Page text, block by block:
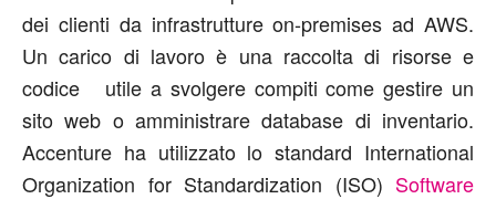
dei clienti da infrastrutture on-premises ad AWS.
Un carico di lavoro è una raccolta di risorse e
codice utile a svolgere compiti come gestire un
sito web o amministrare database di inventario.
Accenture ha utilizzato lo standard International
Organization for Standardization (ISO) Software